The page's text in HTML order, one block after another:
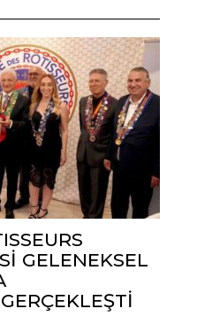
GELENEKSEL